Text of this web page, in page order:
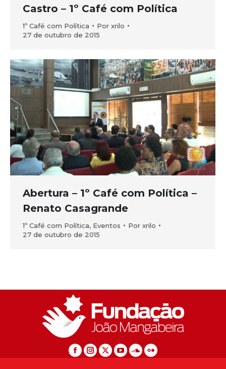
Castro – 1º Café com Política
1º Café com Política Por xrilo
27 de outubro de 2015
Abertura – 1º Café com Política –
Renato Casagrande
1º Café com Política, Eventos Por xrilo
27 de outubro de 2015